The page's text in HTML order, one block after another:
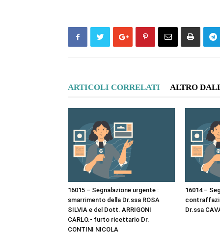
ARTICOLI CORRELATI ALTRO
16015 – Segnalazione urgente :
smarrimento della Dr.ssa ROSA
SILVIA e del Dott. ARRIGONI
CARLO.- furto ricettario Dr.
CONTINI NICOLA
16014 –
Dr.ssa